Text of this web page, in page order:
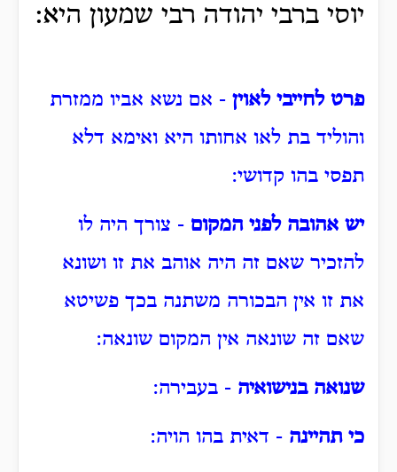
יוסי ברבי יהודה רבי שמעון היא:
פרט לחייבי לאוין - אם נשא אביו ממזרת
והוליד בת לאו אחותו היא ואימא דלא
תפסי בהו קדושי:
יש אהובה לפני המקום - צורך היה לו
להזכיר שאם זה היה אוהב את זו ושונא
את זו אין הבכורה משתנה בכך פשיטא
שאם זה שונאה אין המקום שונאה:
שנואה בנישואיה - בעבירה:
כי תהיינה - דאית בהו הויה: